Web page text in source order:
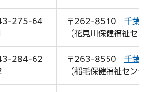
275-64
〒262-8510
千葉
（花見川保健福祉
284-62
〒263-8550
千葉
（稲毛保健福祉セ